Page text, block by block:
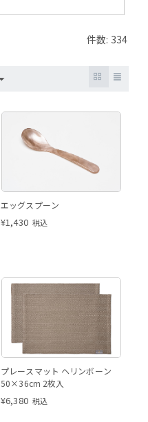
件数: 334
エッグスプーン
¥1,430 税込
プレースマット ヘリンボーン
50×36cm 2枚入
¥6,380 税込